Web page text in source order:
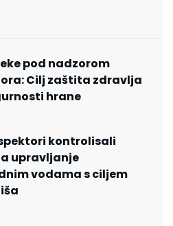
pod nadzorom
Cilj zaštita zdravlja
hrane
kontrolisali
upravljanje
vodama s ciljem